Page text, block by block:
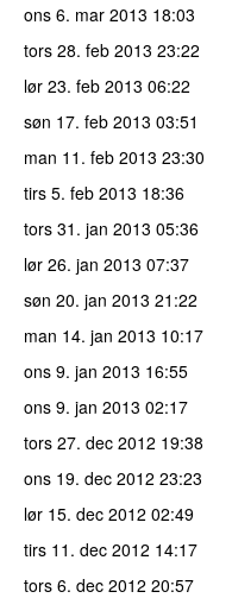
ons 6. mar 2013 18:03
tors 28. feb 2013 23:22
lør 23. feb 2013 06:22
søn 17. feb 2013 03:51
man 11. feb 2013 23:30
tirs 5. feb 2013 18:36
tors 31. jan 2013 05:36
lør 26. jan 2013 07:37
søn 20. jan 2013 21:22
man 14. jan 2013 10:17
ons 9. jan 2013 16:55
ons 9. jan 2013 02:17
tors 27. dec 2012 19:38
ons 19. dec 2012 23:23
lør 15. dec 2012 02:49
tirs 11. dec 2012 14:17
tors 6. dec 2012 20:57